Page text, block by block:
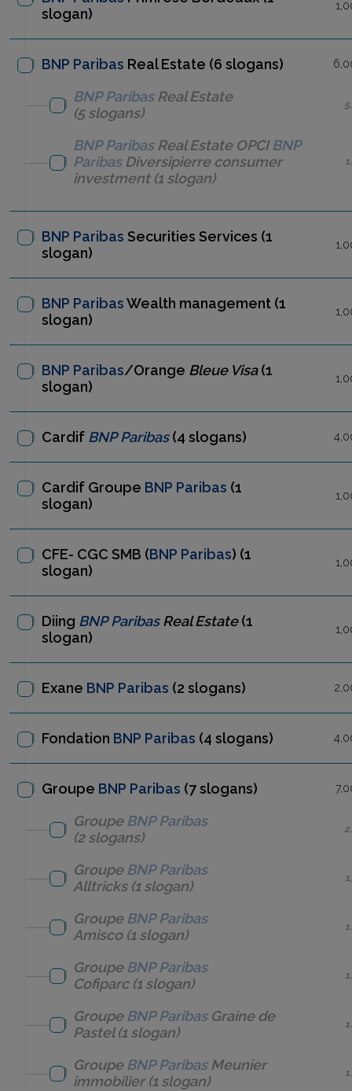
slogan)
BNP Paribas Real Estate (6 slogans)
BNP ParibasReal Estate
(5 slogans)
BNP ParibasReal Estate OPCI BNP
ParibasDiversipierre consumer
investment(1 slogan)
BNP Paribas Securities Services (1
slogan)
BNP ParibasWealth management (1
slogan)
BNP Paribas/Orange Bleue Visa(1
slogan)
Cardif BNP Paribas(4 slogans)
Cardif Groupe BNP Paribas (1
slogan)
CFE- CGC SMB (BNP Paribas) (1
slogan)
Diing BNP ParibasReal Estate(1
slogan)
Exane BNP Paribas (2 slogans)
Fondation BNP Paribas (4 slogans)
Groupe BNP Paribas (7 slogans)
Groupe BNP Paribas
(2 slogans)
Groupe BNP Paribas
Alltricks(1 slogan)
Groupe BNP Paribas
Amisco(1 slogan)
Groupe BNP Paribas
Cofiparc(1 slogan)
Groupe BNP Paribas Graine de
Pastel(1 slogan)
Groupe BNP Paribas Meunier
immobilier(1 slogan)